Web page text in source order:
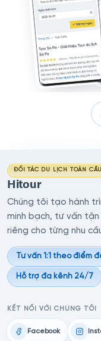
ĐỐI TÁC DU LỊCH TOÀN CẦU
Hitour
Chúng tôi tạo hành
minh bạch, tư vấn
riêng cho từng nhu
Tư vấn 1:1 theo điểm
Hỗ trợ đa kênh 24/7
KẾT NỐI VỚI CHÚNG TÔI
Facebook